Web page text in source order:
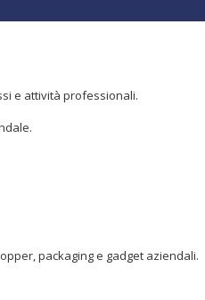
e attività professionali.
packaging e gadget aziendali.